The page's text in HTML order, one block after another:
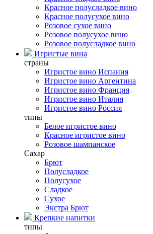
Красное полусладкое вино
Красное полусухое вино
Розовое сухое вино
Розовое полусухое вино
Розовое полусладкое вино
Игристые вина
страны
Игристое вино Испания
Игристое вино Аргентина
Игристое вино Франция
Игристое вино Италия
Игристое вино Россия
типы
Белое игристое вино
Красное игристое вино
Розовое шампанское
Сахар
Брют
Полусладкое
Полусухое
Сладкое
Сухое
Экстра Брют
Крепкие напитки
типы